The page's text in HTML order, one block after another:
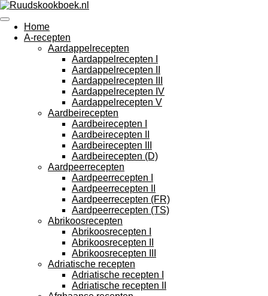
Ga
direct
naar
de
hoofdinhoud
Home
A-recepten
Aardappelrecepten
Aardappelrecepten I
Aardappelrecepten II
Aardappelrecepten III
Aardappelrecepten IV
Aardappelrecepten V
Aardbeirecepten
Aardbeirecepten I
Aardbeirecepten II
Aardbeirecepten III
Aardbeirecepten (D)
Aardpeerrecepten
Aardpeerrecepten I
Aardpeerrecepten II
Aardpeerrecepten (FR)
Aardpeerrecepten (TS)
Abrikoosrecepten
Abrikoosrecepten I
Abrikoosrecepten II
Abrikoosrecepten III
Adriatische recepten
Adriatische recepten I
Adriatische recepten II